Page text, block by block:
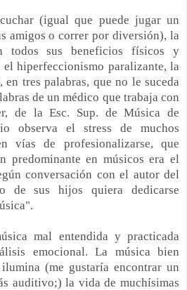
(igual que puede jugar un
amigos o correr por diversión), la
todos sus beneficios físicos y
el hiperfeccionismo paralizante, la
tres palabras, que no le suceda
de un médico que trabaja con
de la Esc. Sup. de Música de
observa el stress de muchos
vías de profesionalizarse, que
predominante en músicos era el
conversación con el autor del
de sus hijos quiera dedicarse
mal entendida y practicada
emocional. La música bien
(me gustaría encontrar un
auditivo;) la vida de muchísimas